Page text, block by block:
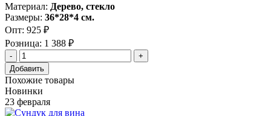
Материал: Дерево, стекло
Размеры: 36*28*4 см.
Опт: 925 ₽
Розница: 1 388 ₽
Добавить
Похожие товары
Новинки
23 февраля